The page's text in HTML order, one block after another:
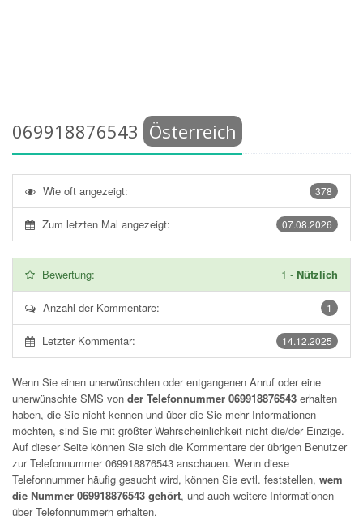
069918876543 Österreich
378
Wie oft angezeigt:
07.08.2026
Zum letzten Mal angezeigt:
Bewertung: 1 - Nützlich
1
Anzahl der Kommentare:
14.12.2025
Letzter Kommentar:
Wenn Sie einen unerwünschten oder entgangenen Anruf oder eine
unerwünschte SMS von der Telefonnummer 069918876543 erhalten
haben, die Sie nicht kennen und über die Sie mehr Informationen
möchten, sind Sie mit größter Wahrscheinlichkeit nicht die/der Einzige.
Auf dieser Seite können Sie sich die Kommentare der übrigen Benutzer
zur Telefonnummer069918876543 anschauen. Wenn diese
Telefonnummer häufig gesucht wird, können Sie evtl. feststellen, wem
die Nummer 069918876543 gehört, und auch weitere Informationen
über Telefonnummern erhalten.